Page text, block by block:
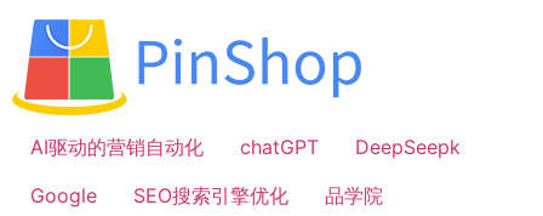
容
AI驱动的营销自动化
chatGPT
DeepSeepk
Google
SEO搜索引擎优化
品学院